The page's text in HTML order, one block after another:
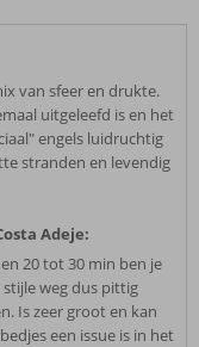
van sfeer en drukte.
uitgeleefd is en het
engels luidruchtig
stranden en levendig
Adeje:
20 tot 30 min ben je
weg dus pittig
Is zeer groot en kan
een issue is in het